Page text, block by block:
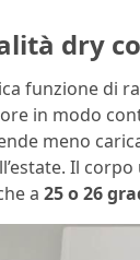
dry
funzione di
in modo
meno
Il
a 25 o 26